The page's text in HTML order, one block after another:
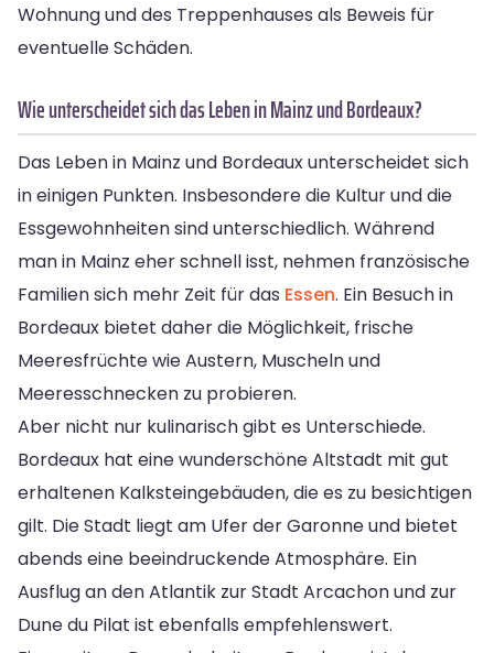
Wohnung und des Treppenhauses als Beweis für
eventuelle Schäden.
Wie unterscheidet sich das Leben in Mainz und Bordeaux?
Das Leben in Mainz und Bordeaux unterscheidet sich
in einigen Punkten. Insbesondere die Kultur und die
Essgewohnheiten sind unterschiedlich. Während
man in Mainz eher schnell isst, nehmen französische
Familien sich mehr Zeit für das Essen. Ein Besuch in
Bordeaux bietet daher die Möglichkeit, frische
Meeresfrüchte wie Austern, Muscheln und
Meeresschnecken zu probieren.
Aber nicht nur kulinarisch gibt es Unterschiede.
Bordeaux hat eine wunderschöne Altstadt mit gut
erhaltenen Kalksteingebäuden, die es zu besichtigen
gilt. Die Stadt liegt am Ufer der Garonne und bietet
abends eine beeindruckende Atmosphäre. Ein
Ausflug an den Atlantik zur Stadt Arcachon und zur
Dune du Pilat ist ebenfalls empfehlenswert.